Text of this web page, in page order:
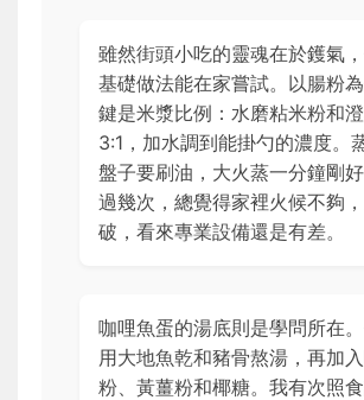
雖然街頭小吃的靈魂在於鑊氣
基礎做法能在家嘗試。以腸粉
鍵是米漿比例：水磨粘米粉和
3:1，加水調到能掛勺的濃度。
盤子要刷油，大火蒸一分鐘剛
過幾次，總覺得家裡火候不夠
破，看來專業設備還是有差。
咖哩魚蛋的湯底則是學問所在
用大地魚乾和豬骨熬湯，再加
粉、黃薑粉和椰糖。我有次照食